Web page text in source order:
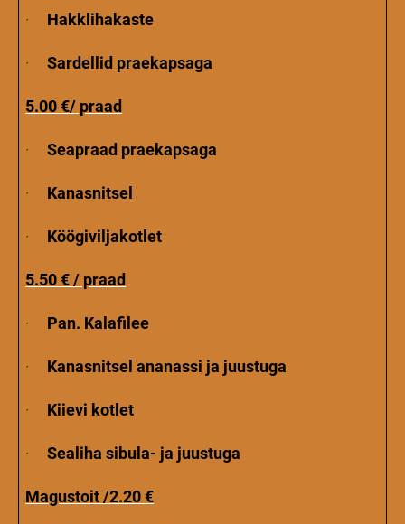
· Hakklihakaste
·Sardellid praekapsaga
5.00 €/ praad
·Seapraad praekapsaga
· Kanasnitsel
· Köögiviljakotlet
5.50 € / praad
· Pan. Kalafilee
· Kanasnitsel ananassi ja juustuga
· Kiievi kotlet
·Sealiha sibula- ja juustuga
Magustoit /2.20 €